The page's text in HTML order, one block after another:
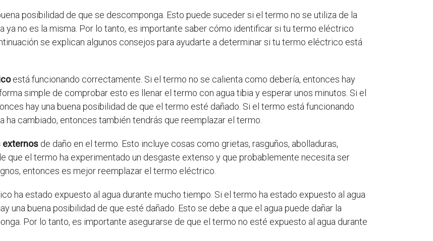
posibilidad de que se descomponga. Esto puede suceder si el termo no se utiliza de la
ya no es la misma. Por lo tanto, es importante saber cómo identificar si tu termo eléctrico
se explican algunos consejos para ayudarte a determinar si tu termo eléctrico está
está funcionando correctamente. Si el termo no se calienta como debería, entonces hay
simple de comprobar esto es llenar el termo con agua tibia y esperar unos minutos. Si el
hay una buena posibilidad de que el termo esté dañado. Si el termo está funcionando
cambiado, entonces también tendrás que reemplazar el termo.
externos de daño en el termo. Esto incluye cosas como grietas, rasguños, abolladuras,
que el termo ha experimentado un desgaste extenso y que probablemente necesita ser
entonces es mejor reemplazar el termo eléctrico.
ha estado expuesto al agua durante mucho tiempo. Si el termo ha estado expuesto al agua
una buena posibilidad de que esté dañado. Esto se debe a que el agua puede dañar la
Por lo tanto, es importante asegurarse de que el termo no esté expuesto al agua durante